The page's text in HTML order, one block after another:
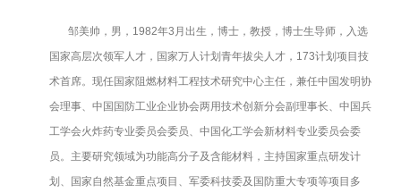
邹美帅，男，1982年3月出生，博士，教授，博士生导师，入选
国家高层次领军人才，国家万人计划青年拔尖人才，173计划项目技
术首席。现任国家阻燃材料工程技术研究中心主任，兼任中国发明协
会理事、中国国防工业企业协会两用技术创新分会副理事长、中国兵
工学会火炸药专业委员会委员、中国化工学会新材料专业委员会委
员。主要研究领域为功能高分子及含能材料，主持国家重点研发计
划、国家自然基金重点项目、军委科技委及国防重大专项等项目多